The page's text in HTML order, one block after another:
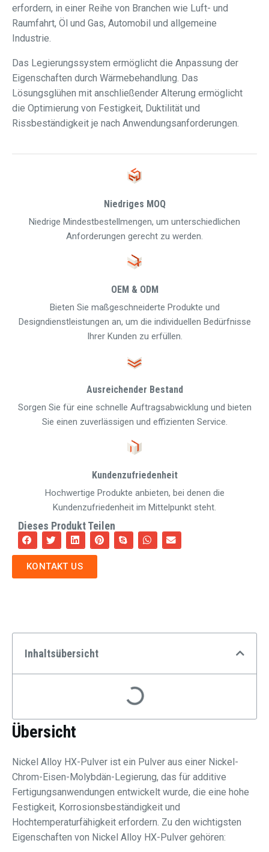
erfordern, in einer Reihe von Branchen wie Luft- und
Raumfahrt, Öl und Gas, Automobil und allgemeine
Industrie.
Das Legierungssystem ermöglicht die Anpassung der
Eigenschaften durch Wärmebehandlung. Das
Lösungsglühen mit anschließender Alterung ermöglicht
die Optimierung von Festigkeit, Duktilität und
Rissbeständigkeit je nach Anwendungsanforderungen.
Niedriges MOQ
Niedrige Mindestbestellmengen, um unterschiedlichen
Anforderungen gerecht zu werden.
OEM & ODM
Bieten Sie maßgeschneiderte Produkte und
Designdienstleistungen an, um die individuellen Bedürfnisse
Ihrer Kunden zu erfüllen.
Ausreichender Bestand
Sorgen Sie für eine schnelle Auftragsabwicklung und bieten
Sie einen zuverlässigen und effizienten Service.
Kundenzufriedenheit
Hochwertige Produkte anbieten, bei denen die
Kundenzufriedenheit im Mittelpunkt steht.
Dieses Produkt Teilen
KONTAKT US
Inhaltsübersicht
Übersicht
Nickel Alloy HX-Pulver ist ein Pulver aus einer Nickel-
Chrom-Eisen-Molybdän-Legierung, das für additive
Fertigungsanwendungen entwickelt wurde, die eine hohe
Festigkeit, Korrosionsbeständigkeit und
Hochtemperaturfähigkeit erfordern. Zu den wichtigsten
Eigenschaften von Nickel Alloy HX-Pulver gehören: